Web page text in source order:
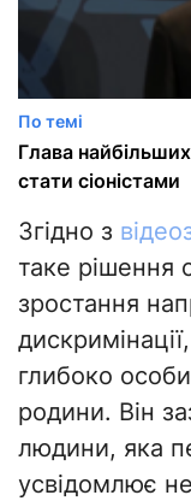
По темі
Глава
стати сіоністами
Згідно з
таке рішення
зростання
глибоко
родини. Він
людини, яка
усвідомлює